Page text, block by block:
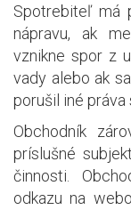
Spotrebiteľ má
nápravu, ak
vznikne spor z
vady alebo ak
porušil iné práva
Obchodník
príslušné
činnosti.
odkazu na